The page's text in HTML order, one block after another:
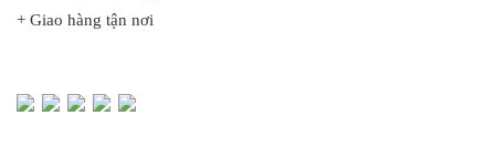
+ Giao hàng tận nơi